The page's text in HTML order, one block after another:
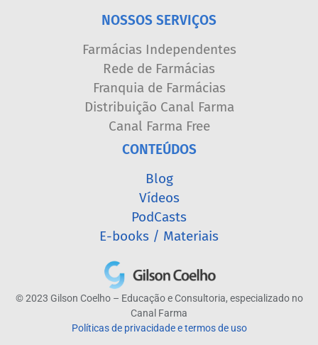
NOSSOS SERVIÇOS
Farmácias Independentes
Rede de Farmácias
Franquia de Farmácias
Distribuição Canal Farma
Canal Farma Free
CONTEÚDOS
Blog
Vídeos
PodCasts
E-books / Materiais
© 2023 Gilson Coelho – Educação e Consultoria, especializado no
Canal Farma
Políticas de privacidade e termos de uso